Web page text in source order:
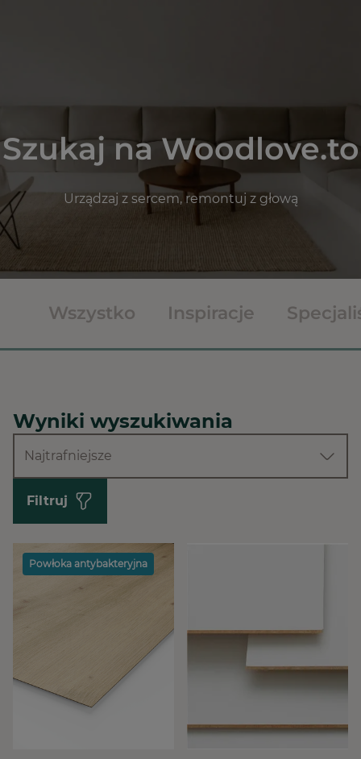
Szukaj na Woodlove.to
Urządzaj z sercem, remontuj z głową
Wszystko Inspiracje
Wyniki wyszukiwania
Najtrafniejsze
Filtruj
Powłoka antybakteryjna